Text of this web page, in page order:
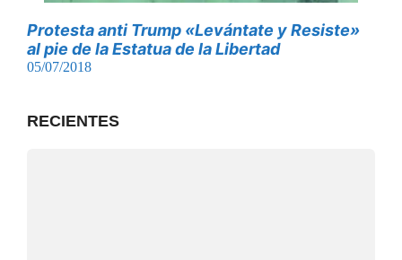
Protesta anti Trump «Levántate y Resiste»
al pie de la Estatua de la Libertad
05/07/2018
RECIENTES